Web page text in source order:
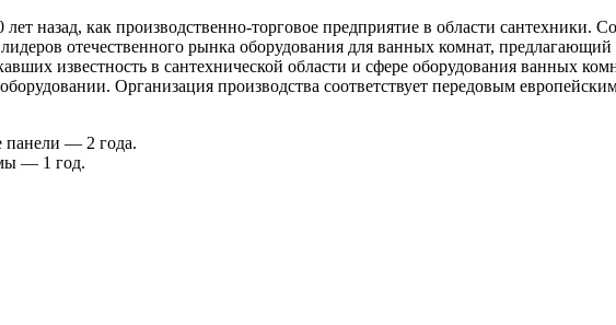
назад, как производственно-торговое предприятие в области сантехники.
отечественного рынка оборудования для ванных комнат,
известность в сантехнической области и сфере оборудования ванных
Организация производства соответствует передовым
панели — 2 года.
— 1 год.